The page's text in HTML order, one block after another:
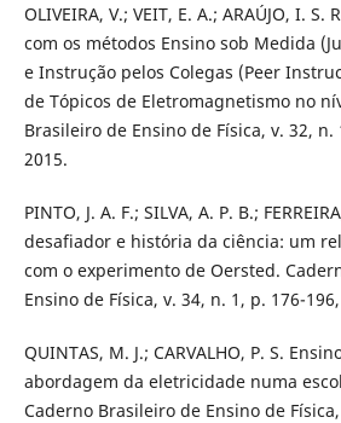
OLIVEIRA, V.; VEIT, E. A.; ARAÚJO, I.
com os métodos Ensino sob Medida
e Instrução pelos Colegas (Peer
de Tópicos de Eletromagnetismo no
Brasileiro de Ensino de Física, v. 32, n.
2015.
PINTO, J. A. F.; SILVA, A. P. B.;
desafiador e história da ciência: um
com o experimento de Oersted.
Ensino de Física, v. 34, n. 1, p. 176-
QUINTAS, M. J.; CARVALHO, P. S.
abordagem da eletricidade numa
Caderno Brasileiro de Ensino de